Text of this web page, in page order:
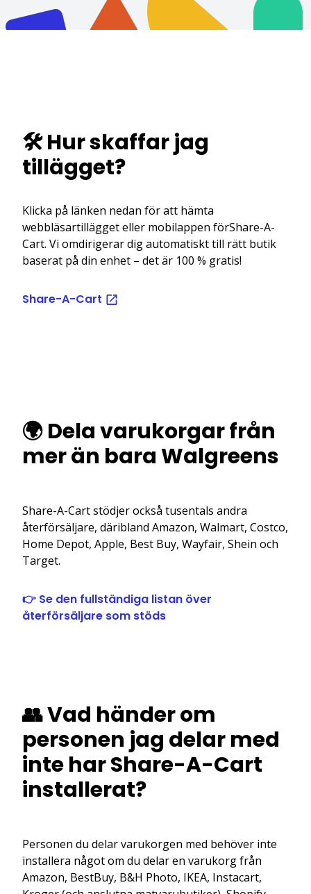
🛠️ Hur skaffar jag
tillägget?
Klicka på länken nedan för att hämta
webbläsartillägget eller mobilappen förShare-A-
Cart. Vi omdirigerar dig automatiskt till rätt butik
baserat på din enhet – det är 100 % gratis!
Share-A-Cart
🌍 Dela varukorgar från
mer än bara Walgreens
Share-A-Cart stödjer också tusentals andra
återförsäljare, däribland Amazon, Walmart, Costco,
Home Depot, Apple, Best Buy, Wayfair, Shein och
Target.
👉 Se den fullständiga listan över
återförsäljare som stöds
👥 Vad händer om
personen jag delar med
inte har Share-A-Cart
installerat?
Personen du delar varukorgen med behöver inte
installera något om du delar en varukorg från
Amazon, BestBuy, B&H Photo, IKEA, Instacart,